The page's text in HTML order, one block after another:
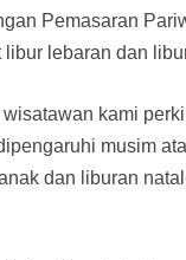
Pemasaran
lebaran dan
kami
musim
dan liburan